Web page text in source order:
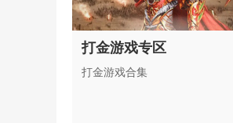
打金游戏专区
打金游戏合集